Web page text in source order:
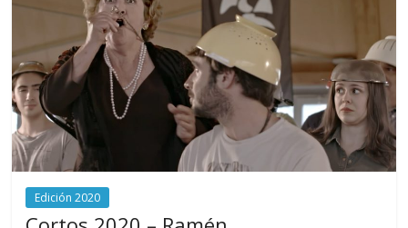
Edición 2020